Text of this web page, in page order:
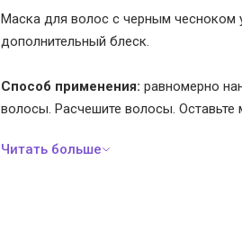
Маска для волос с черным чесноком
дополнительный блеск.
Способ применения: равномерно
волосы. Расчешите волосы.